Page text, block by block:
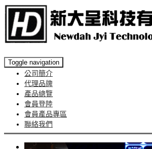
Toggle navigation
公司簡介
代理品牌
產品總覽
會員登陸
會員產品專區
聯絡我們